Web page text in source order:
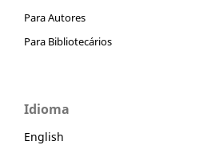
Para Autores
Para Bibliotecários
Idioma
English